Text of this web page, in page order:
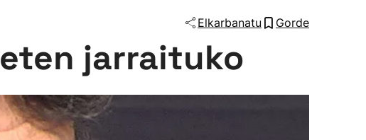
Elkarbanatu Gorde
jarraituko